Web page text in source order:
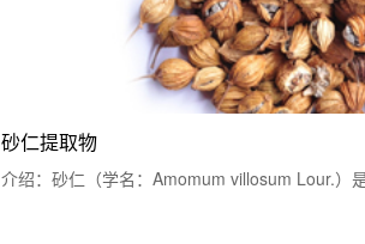
砂仁提取物
介绍：砂仁（学名：Amomum villosum Lour.